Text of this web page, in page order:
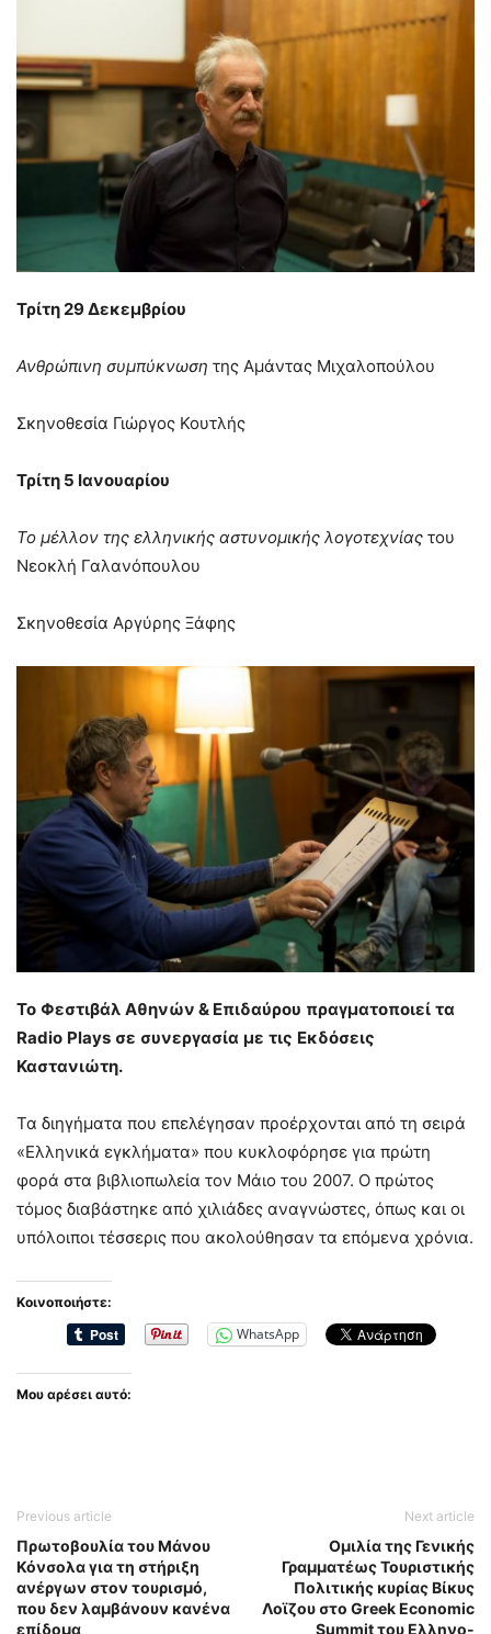
Τρίτη 29 Δεκεμβρίου
Ανθρώπινη συμπύκνωση της Αμάντας Μιχαλοπούλου
Σκηνοθεσία Γιώργος Κουτλής
Τρίτη 5 Ιανουαρίου
Το μέλλον της ελληνικής αστυνομικής λογοτεχνίας του
Νεοκλή Γαλανόπουλου
Σκηνοθεσία Αργύρης Ξάφης
Το Φεστιβάλ Αθηνών & Επιδαύρου πραγματοποιεί τα
Radio Plays σε συνεργασία με τις Εκδόσεις
Καστανιώτη.
Τα διηγήματα που επελέγησαν προέρχονται από τη σειρά
«Ελληνικά εγκλήματα» που κυκλοφόρησε για πρώτη
φορά στα βιβλιοπωλεία τον Μάιο του 2007. Ο πρώτος
τόμος διαβάστηκε από χιλιάδες αναγνώστες, όπως και οι
υπόλοιποι τέσσερις που ακολούθησαν τα επόμενα χρόνια.
Κοινοποιήστε:
WhatsApp
Μου αρέσει αυτό:
Previous article
Πρωτοβουλία του Μάνου
Κόνσολα για τη στήριξη
ανέργων στον τουρισμό,
που δεν λαμβάνουν κανένα
επίδομα
Next article
Ομιλία της Γενικής
Γραμματέως Τουριστικής
Πολιτικής κυρίας Βίκυς
Λοϊζου στο Greek Economic
Summit του Ελληνο-